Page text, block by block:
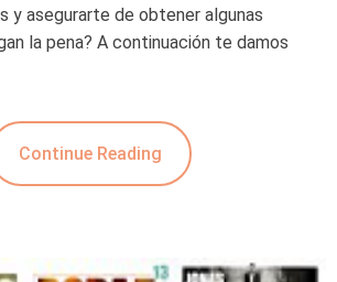
y asegurarte de obtener algunas
la pena? A continuación te damos
Continue Reading